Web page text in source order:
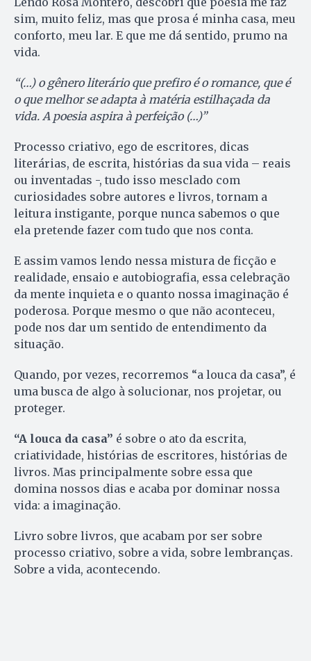
sim, muito feliz, mas que prosa é minha casa, meu
conforto, meu lar. E que me dá sentido, prumo na
vida.
“(…) o gênero literário que prefiro é o romance, que é
o que melhor se adapta à matéria estilhaçada da
vida. A poesia aspira à perfeição (…)”
Processo criativo, ego de escritores, dicas
literárias, de escrita, histórias da sua vida – reais
ou inventadas -, tudo isso mesclado com
curiosidades sobre autores e livros, tornam a
leitura instigante, porque nunca sabemos o que
ela pretende fazer com tudo que nos conta.
E assim vamos lendo nessa mistura de ficção e
realidade, ensaio e autobiografia, essa celebração
da mente inquieta e o quanto nossa imaginação é
poderosa. Porque mesmo o que não aconteceu,
pode nos dar um sentido de entendimento da
situação.
Quando, por vezes, recorremos “a louca da casa”, é
uma busca de algo à solucionar, nos projetar, ou
proteger.
“A louca da casa” é sobre o ato da escrita,
criatividade, histórias de escritores, histórias de
livros. Mas principalmente sobre essa que
domina nossos dias e acaba por dominar nossa
vida: a imaginação.
Livro sobre livros, que acabam por ser sobre
processo criativo, sobre a vida, sobre lembranças.
Sobre a vida, acontecendo.